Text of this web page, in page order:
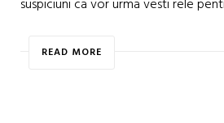
suspiciuni ca vor urma vesti rele
READ MORE